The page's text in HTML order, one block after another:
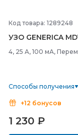
Код товара: 1289248
УЗО GENERICA
4, 25 A, 100 мА,
Способы получения
+12 бонусов
1 230 ₽